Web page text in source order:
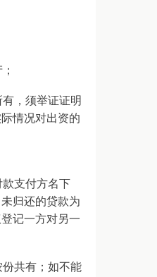
，须举证证明
情况对出资的
支付方名下
归还的贷款为
记一方对另一
共有；如不能